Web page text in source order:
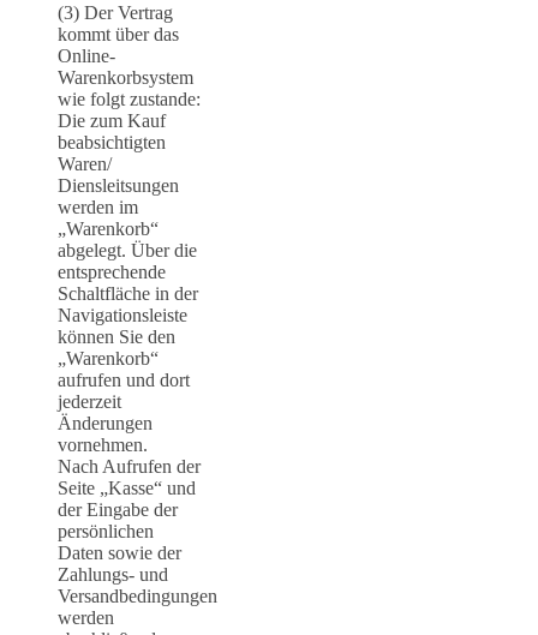
(3) Der Vertrag
kommt über das
Online-
Warenkorbsystem
wie folgt zustande:
Die zum Kauf
beabsichtigten
Waren/
Diensleitsungen
werden im
„Warenkorb“
abgelegt. Über die
entsprechende
Schaltfläche in der
Navigationsleiste
können Sie den
„Warenkorb“
aufrufen und dort
jederzeit
Änderungen
vornehmen.
Nach Aufrufen der
Seite „Kasse“ und
der Eingabe der
persönlichen
Daten sowie der
Zahlungs- und
Versandbedingungen
werden